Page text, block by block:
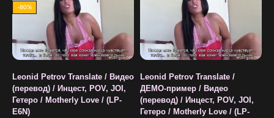
-80%
Leonid Petrov Translate / Видео
(перевод) / Инцест, POV, JOI,
Гетеро / Motherly Love / (LP-
E6N)
Leonid Petrov Translate /
ДЕМО-пример / Видео
(перевод) / Инцест, POV, JOI,
Гетеро / Motherly Love / (LP-